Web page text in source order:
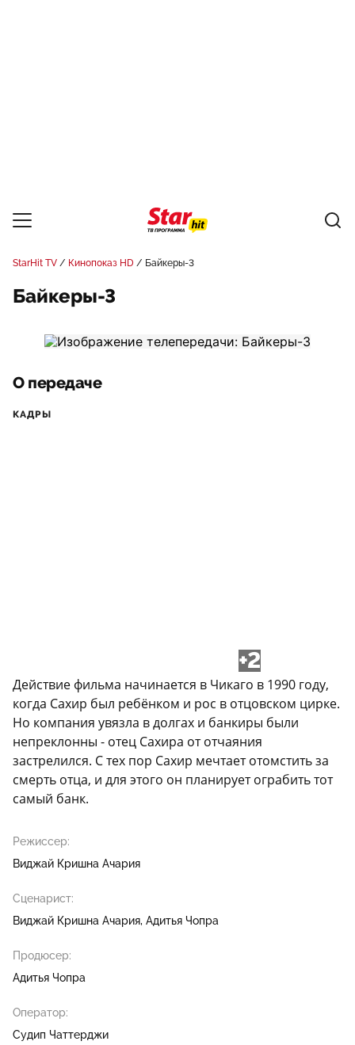
StarHit TV Кинопоказ HD Байкеры-3
Байкеры-3
О передаче
КАДРЫ
+2
Действие фильма начинается в Чикаго в 1990 году,
когда Сахир был ребёнком и рос в отцовском цирке.
Но компания увязла в долгах и банкиры были
непреклонны - отец Сахира от отчаяния
застрелился. С тех пор Сахир мечтает отомстить за
смерть отца, и для этого он планирует ограбить тот
самый банк.
Режиссер:
Виджай Кришна Ачария
Сценарист:
Виджай Кришна Ачария Адитья Чопра
Продюсер:
Адитья Чопра
Оператор:
Судип Чаттерджи